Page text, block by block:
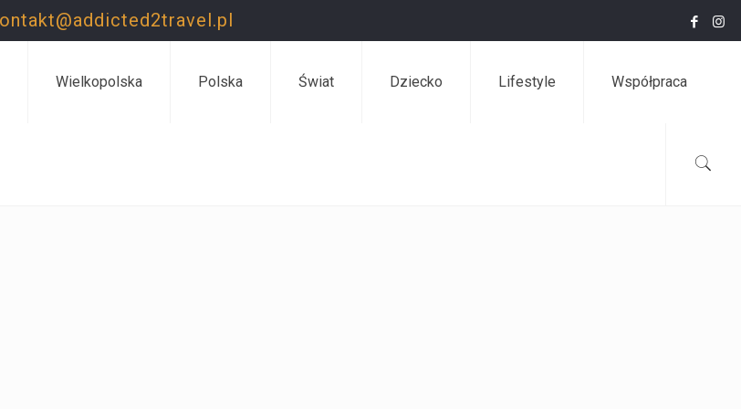
Wielkopolska Polska Świat Dziecko Lifestyle Współpraca